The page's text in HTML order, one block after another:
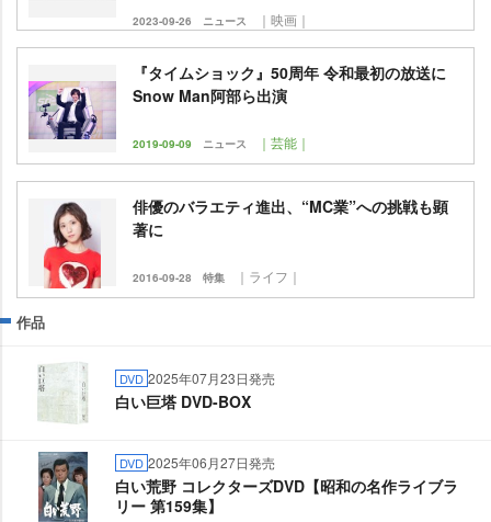
2023-09-26 ニュース ｜映画｜
『タイムショック』50周年 令和最初の放送に
Snow Man阿部ら出演
2019-09-09 ニュース ｜芸能｜
俳優のバラエティ進出、“MC業”への挑戦も顕
著に
2016-09-28 特集 ｜ライフ｜
作品
DVD 2025年07月23日発売
白い巨塔 DVD-BOX
DVD 2025年06月27日発売
白い荒野 コレクターズDVD【昭和の名作ライブラ
リー 第159集】